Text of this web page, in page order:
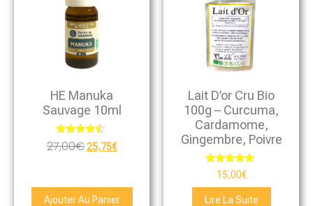
HE Manuka
Sauvage 10ml
Note
4.33
27,00€25,75€
Ajouter Au Panier
Lait D’or Cru Bio
100g – Curcuma,
Cardamome,
Gingembre, Poivre
Note
5.00
sur 5
15,00€
Lire La Suite